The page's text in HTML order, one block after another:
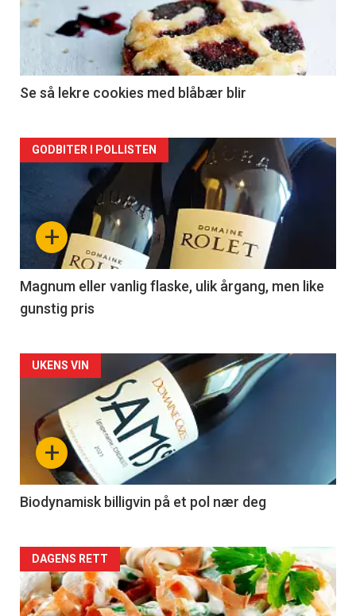
nå
2
Se så lekre cookies med blåbær blir
Forsiden
akkurat
nå
3
+
GODBITER I POLLISTEN
Magnum eller vanlig flaske, ulik årgang, men like
gunstig pris
Forsiden
akkurat
nå
4
+
UKENS VIN
Biodynamisk billigvin på et pol nær deg
Forsiden
akkurat
DAGENS RETT